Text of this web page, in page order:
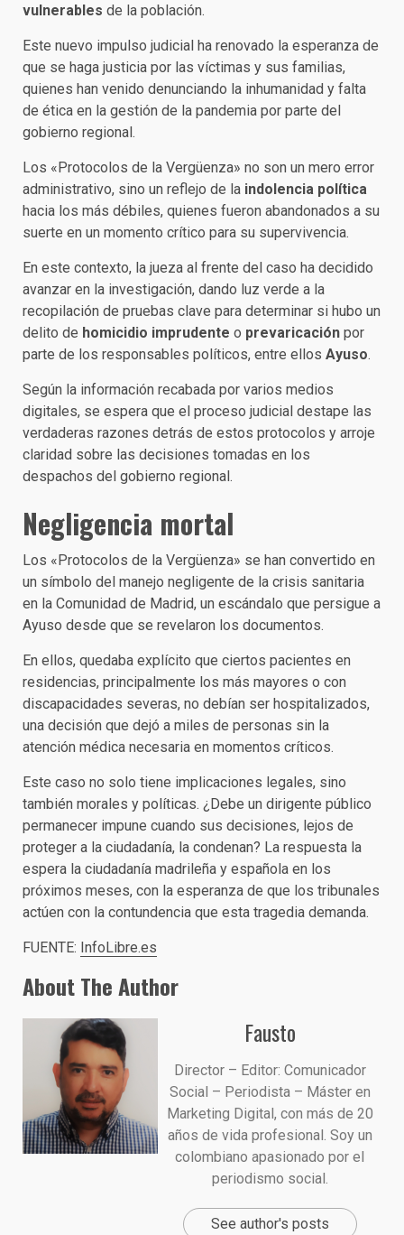
vulnerables de la población.
Este nuevo impulso judicial ha renovado la esperanza de
que se haga justicia por las víctimas y sus familias,
quienes han venido denunciando la inhumanidad y falta
de ética en la gestión de la pandemia por parte del
gobierno regional.
Los «Protocolos de la Vergüenza» no son un mero error
administrativo, sino un reflejo de la indolencia política
hacia los más débiles, quienes fueron abandonados a su
suerte en un momento crítico para su supervivencia.
En este contexto, la jueza al frente del caso ha decidido
avanzar en la investigación, dando luz verde a la
recopilación de pruebas clave para determinar si hubo un
delito de homicidio imprudente o prevaricación por
parte de los responsables políticos, entre ellos Ayuso.
Según la información recabada por varios medios
digitales, se espera que el proceso judicial destape las
verdaderas razones detrás de estos protocolos y arroje
claridad sobre las decisiones tomadas en los
despachos del gobierno regional.
Negligencia mortal
Los «Protocolos de la Vergüenza» se han convertido en
un símbolo del manejo negligente de la crisis sanitaria
en la Comunidad de Madrid, un escándalo que persigue a
Ayuso desde que se revelaron los documentos.
En ellos, quedaba explícito que ciertos pacientes en
residencias, principalmente los más mayores o con
discapacidades severas, no debían ser hospitalizados,
una decisión que dejó a miles de personas sin la
atención médica necesaria en momentos críticos.
Este caso no solo tiene implicaciones legales, sino
también morales y políticas. ¿Debe un dirigente público
permanecer impune cuando sus decisiones, lejos de
proteger a la ciudadanía, la condenan? La respuesta la
espera la ciudadanía madrileña y española en los
próximos meses, con la esperanza de que los tribunales
actúen con la contundencia que esta tragedia demanda.
FUENTE: InfoLibre.es
About The Author
Fausto
Director – Editor: Comunicador
Social – Periodista – Máster en
Marketing Digital, con más de 20
años de vida profesional. Soy un
colombiano apasionado por el
periodismo social.
See author's posts